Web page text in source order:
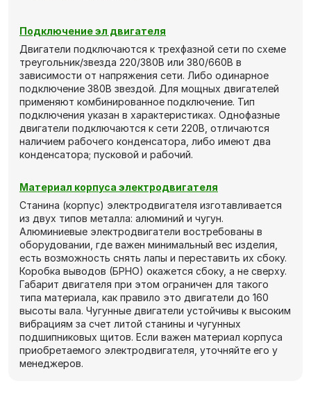
Подключение эл двигателя
Двигатели подключаются к трехфазной сети по схеме
треугольник/звезда 220/380В или 380/660В в
зависимости от напряжения сети. Либо одинарное
подключение 380В звездой. Для мощных двигателей
применяют комбинированное подключение. Тип
подключения указан в характеристиках. Однофазные
двигатели подключаются к сети 220В, отличаются
наличием рабочего конденсатора, либо имеют два
конденсатора; пусковой и рабочий.
Материал корпуса электродвигателя
Станина (корпус) электродвигателя изготавливается
из двух типов металла: алюминий и чугун.
Алюминиевые электродвигатели востребованы в
оборудовании, где важен минимальный вес изделия,
есть возможность снять лапы и переставить их сбоку.
Коробка выводов (БРНО) окажется сбоку, а не сверху.
Габарит двигателя при этом ограничен для такого
типа материала, как правило это двигатели до 160
высоты вала. Чугунные двигатели устойчивы к высоким
вибрациям за счет литой станины и чугунных
подшипниковых щитов. Если важен материал корпуса
приобретаемого электродвигателя, уточняйте его у
менеджеров.